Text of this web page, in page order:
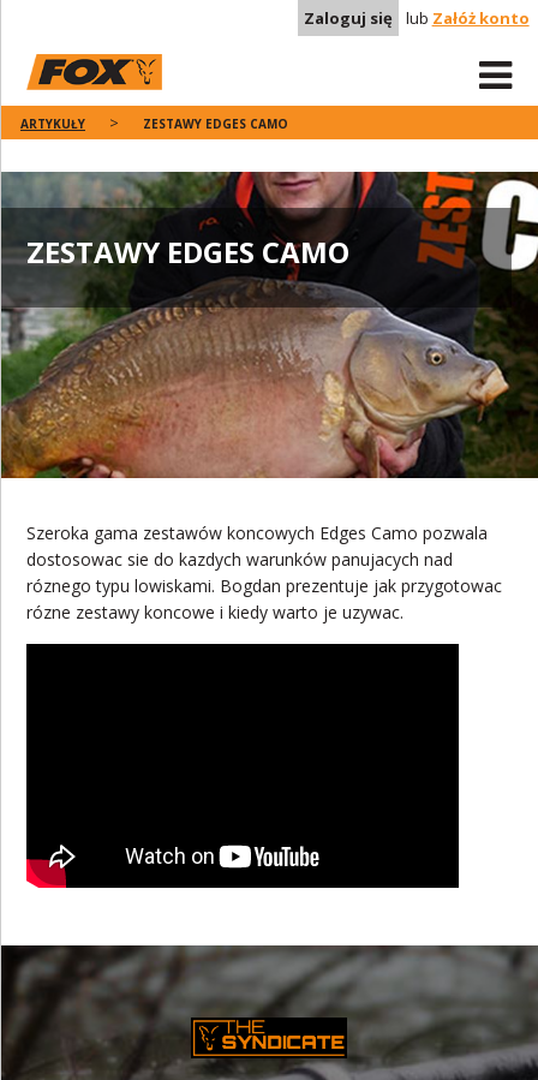
Zaloguj się lub Załóż konto
ARTYKUŁY ZESTAWY EDGES CAMO
ZESTAWY EDGES CAMO
Szeroka gama zestawów koncowych Edges Camo pozwala
dostosowac sie do kazdych warunków panujacych nad
róznego typu lowiskami. Bogdan prezentuje jak przygotowac
rózne zestawy koncowe i kiedy warto je uzywac.